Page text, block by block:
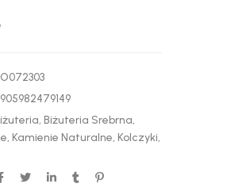
, Biżuteria Srebrna,
, Kamienie Naturalne, Kolczyki,